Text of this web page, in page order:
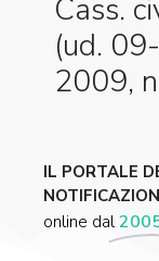
Cass.
(ud.
2009,
IL PORTALE
online dal